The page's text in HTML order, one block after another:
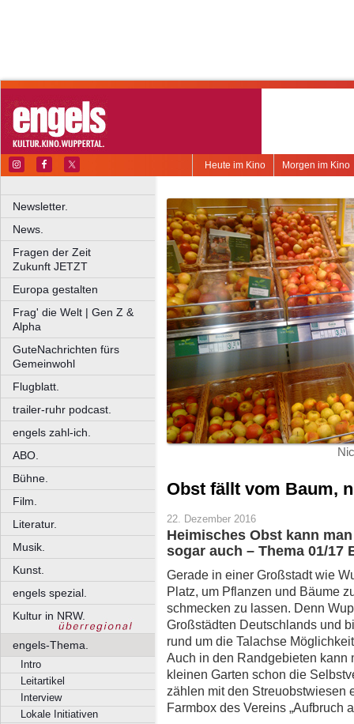
Morgen im Kino
Heute im Kino
Newsletter.
News.
Fragen der Zeit
Zukunft JETZT
Europa gestalten
Frag' die Welt | Gen Z &
Alpha
GuteNachrichten fürs
Gemeinwohl
Flugblatt.
trailer-ruhr podcast.
engels zahl-ich.
ABO.
Bühne.
Film.
Literatur.
Musik.
Kunst.
engels spezial.
Kultur in NRW.
engels-Thema.
Intro
Leitartikel
Interview
Lokale Initiativen
Obst fällt vom Baum,
22. Dezember 2016
Heimisches Obst kann
sogar auch – Thema 01/17
Gerade in einer Großstadt wie
Platz, um Pflanzen und Bäume
schmecken zu lassen. Denn
Großstädten Deutschlands und
rund um die Talachse
Auch in den Randgebieten kann
kleinen Garten schon die
zählen mit den Streuobstwiesen
Farmbox des Vereins „Aufbruch